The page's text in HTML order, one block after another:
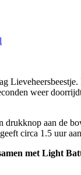
weer
drukknop aan de
circa 1.5 uur
met Light